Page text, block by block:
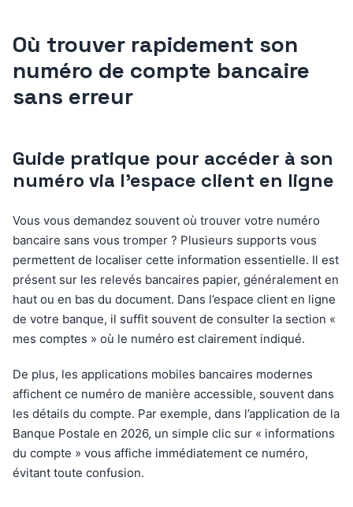
Où trouver rapidement son
numéro de compte bancaire
sans erreur
Guide pratique pour accéder à son
numéro via l’espace client en ligne
Vous vous demandez souvent où trouver votre numéro
bancaire sans vous tromper ? Plusieurs supports vous
permettent de localiser cette information essentielle. Il est
présent sur les relevés bancaires papier, généralement en
haut ou en bas du document. Dans l’espace client en ligne
de votre banque, il suffit souvent de consulter la section «
mes comptes » où le numéro est clairement indiqué.
De plus, les applications mobiles bancaires modernes
affichent ce numéro de manière accessible, souvent dans
les détails du compte. Par exemple, dans l’application de la
Banque Postale en 2026, un simple clic sur « informations
du compte » vous affiche immédiatement ce numéro,
évitant toute confusion.